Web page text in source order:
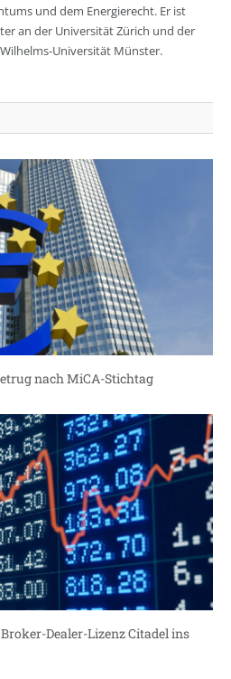
und dem Energierecht. Er ist
an der Universität Zürich und der
Universität Münster.
nach MiCA-Stichtag
Dealer-Lizenz Citadel ins